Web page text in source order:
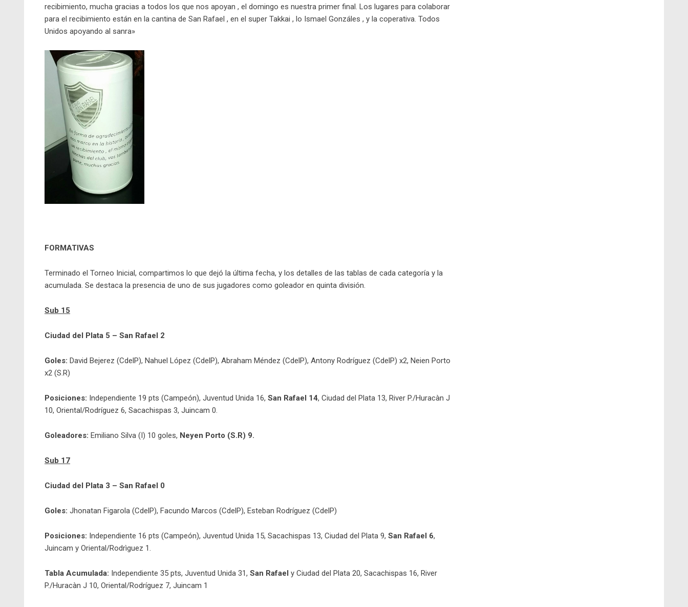
recibimiento, mucha gracias a todos los que nos apoyan , el domingo es nuestra primer final. Los lugares para colaborar
para el recibimiento están en la cantina de San Rafael , en el super Takkai , lo Ismael Gonzáles , y la coperativa. Todos
Unidos apoyando al sanra»
FORMATIVAS
Terminado el Torneo Inicial, compartimos lo que dejó la última fecha, y los detalles de las tablas de cada categoría y la
acumulada. Se destaca la presencia de uno de sus jugadores como goleador en quinta división.
Sub 15
Ciudad del Plata 5 – San Rafael 2
Goles: David Bejerez (CdelP), Nahuel López (CdelP), Abraham Méndez (CdelP), Antony Rodríguez (CdelP) x2, Neien Porto
x2 (S.R)
Posiciones: Independiente 19 pts (Campeón), Juventud Unida 16, San Rafael 14, Ciudad del Plata 13, River P./Huracàn J
10, Oriental/Rodríguez 6, Sacachispas 3, Juincam 0.
Goleadores: Emiliano Silva (I) 10 goles, Neyen Porto (S.R) 9.
Sub 17
Ciudad del Plata 3 – San Rafael 0
Goles: Jhonatan Figarola (CdelP), Facundo Marcos (CdelP), Esteban Rodríguez (CdelP)
Posiciones: Independiente 16 pts (Campeón), Juventud Unida 15, Sacachispas 13, Ciudad del Plata 9, San Rafael 6,
Juincam y Oriental/Rodrìguez 1.
Tabla Acumulada: Independiente 35 pts, Juventud Unida 31, San Rafael y Ciudad del Plata 20, Sacachispas 16, River
P./Huracàn J 10, Oriental/Rodríguez 7, Juincam 1